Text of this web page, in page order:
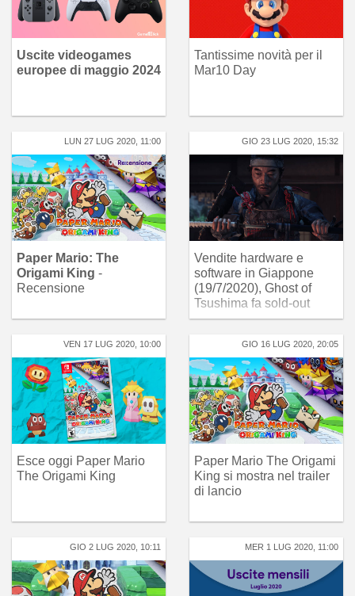
Uscite videogames
europee di maggio 2024
Tantissime novità per il
Mar10 Day
LUN 27 LUG 2020, 11:00
Paper Mario: The
Origami King -
Recensione
GIO 23 LUG 2020, 15:32
Vendite hardware e
software in Giappone
(19/7/2020), Ghost of
Tsushima fa sold-out
VEN 17 LUG 2020, 10:00
Esce oggi Paper Mario
The Origami King
GIO 16 LUG 2020, 20:05
Paper Mario The Origami
King si mostra nel trailer
di lancio
GIO 2 LUG 2020, 10:11 MER 1 LUG 2020, 11:00